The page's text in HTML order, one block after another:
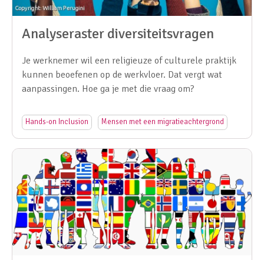
Analyseraster diversiteitsvragen
Je werknemer wil een religieuze of culturele praktijk
kunnen beoefenen op de werkvloer. Dat vergt wat
aanpassingen. Hoe ga je met die vraag om?
Hands-on Inclusion Mensen met een migratieachtergrond